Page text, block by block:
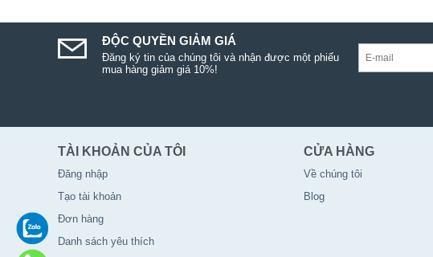
ĐỘC QUYỀN GIẢM GIÁ
Đăng ký tin của chúng tôi và nhận được một phiếu
mua hàng giảm giá 10%!
TÀI KHOẢN CỦA TÔI
Đăng nhập
Tạo tài khoản
Đơn hàng
Danh sách yêu thích
CỬA HÀNG
Về chúng tôi
Blog